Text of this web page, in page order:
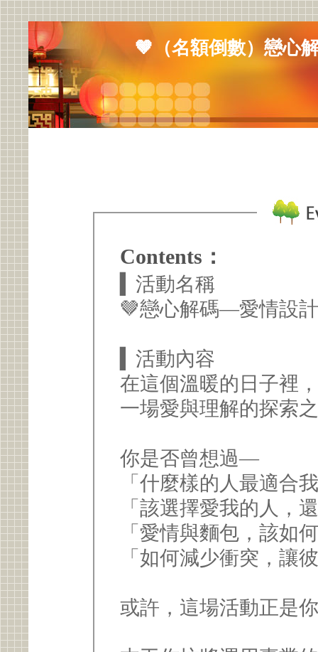
🤎（名額倒數）戀心
Contents：
▍活動名稱
🤎戀心解碼—愛情設
▍活動內容
在這個溫暖的日子裡
一場愛與理解的探索
你是否曾想過—
「什麼樣的人最適合
「該選擇愛我的人，
「愛情與麵包，該如
「如何減少衝突，讓
或許，這場活動正是